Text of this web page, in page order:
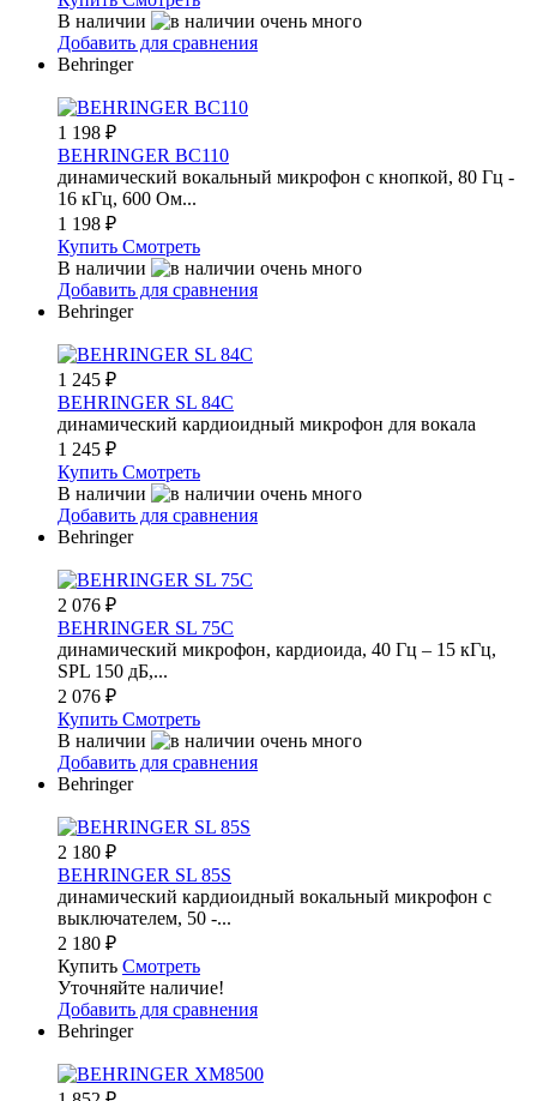
В наличии
Добавить для сравнения
Behringer
1 198 ₽
BEHRINGER BC110
динамический вокальный микрофон с кнопкой, 80 Гц -
16 кГц, 600 Ом...
1 198 ₽
Купить Смотреть
В наличии
Добавить для сравнения
Behringer
1 245 ₽
BEHRINGER SL 84C
динамический кардиоидный микрофон для вокала
1 245 ₽
Купить Смотреть
В наличии
Добавить для сравнения
Behringer
2 076 ₽
BEHRINGER SL 75C
динамический микрофон, кардиоида, 40 Гц – 15 кГц,
SPL 150 дБ,...
2 076 ₽
Купить Смотреть
В наличии
Добавить для сравнения
Behringer
2 180 ₽
BEHRINGER SL 85S
динамический кардиоидный вокальный микрофон с
выключателем, 50 -...
2 180 ₽
Купить Смотреть
Уточняйте наличие!
Добавить для сравнения
Behringer